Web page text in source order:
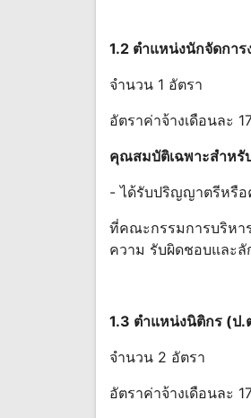
1.2 ตําแหน่งนักจัดกา
จํานวน 1 อัตรา
อัตราค่าจ้างเดือนละ
คุณสมบัติเฉพาะสําหรั
- ได้รับปริญญาตรีหรือ
ที่คณะกรรมการบริหา
ความ รับผิดชอบและ
1.3 ตําแหน่งนิติกร (ป.
จํานวน 2 อัตรา
อัตราค่าจ้างเดือนละ